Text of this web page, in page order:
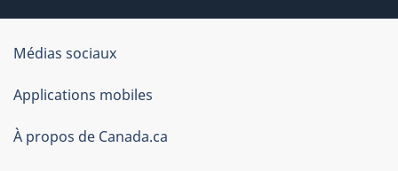
Organisation
du
gouvernement
du
Médias sociaux
Applications mobiles
À propos de Canada.ca